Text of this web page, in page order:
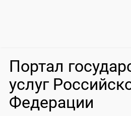
Портал
услуг
Федерации